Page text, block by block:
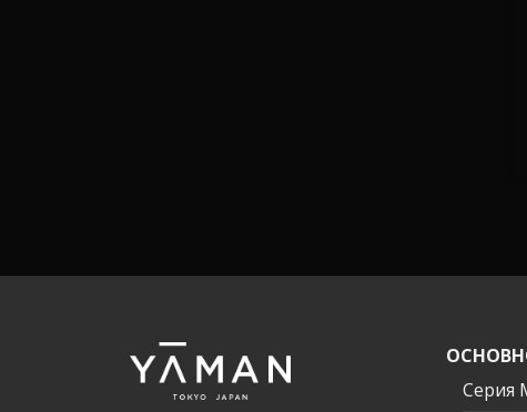
Серия